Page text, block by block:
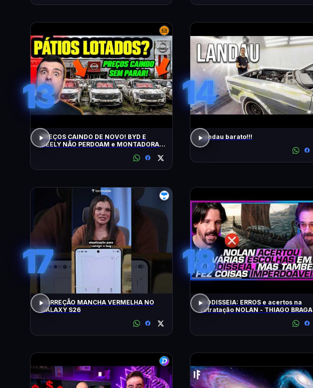
13
PREÇOS CAINDO DE NOVO! BYD E
GEELY NÃO PERDOAM e MONTADORAS
14
Landau barato!!!
17
CORREÇÃO MANCHA VERMELHA NO
GALAXY S26
18
A ODISSEIA: ERROS e acertos na
retratação NOLAN - THIAGO BRAGA